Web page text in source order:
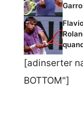
[adinserter
BOTTOM"]